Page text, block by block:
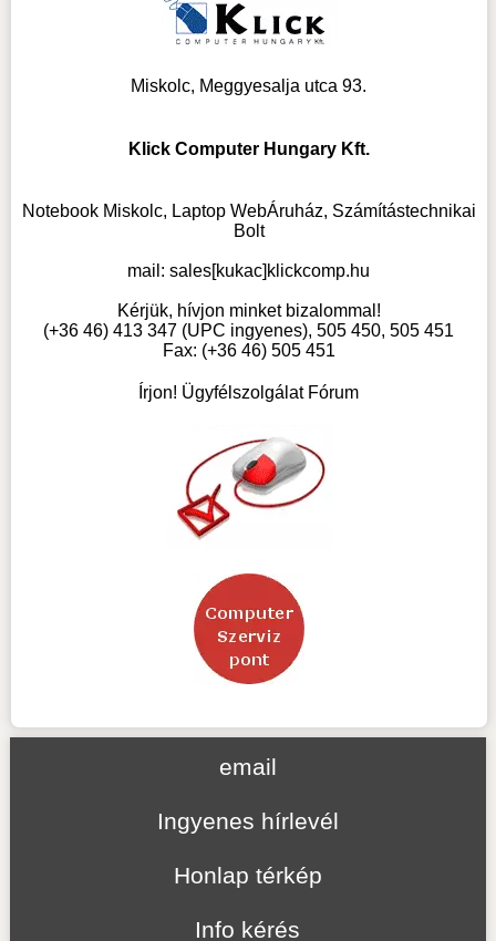
Miskolc, Meggyesalja utca 93.
Klick Computer Hungary Kft.
Notebook Miskolc, Laptop WebÁruház, Számítástechnikai
Bolt
mail:sales[kukac]klickcomp.hu
Kérjük, hívjon minket bizalommal!
(+36 46) 413 347 (UPC ingyenes), 505 450, 505 451
Fax: (+36 46) 505 451
Írjon! Ügyfélszolgálat Fórum
email
Ingyenes hírlevél
Honlap térkép
Info kérés